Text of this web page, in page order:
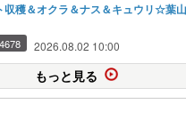
収穫＆オクラ＆ナス＆キュウリ☆葉
2026.08.02 10:00
もっと見る